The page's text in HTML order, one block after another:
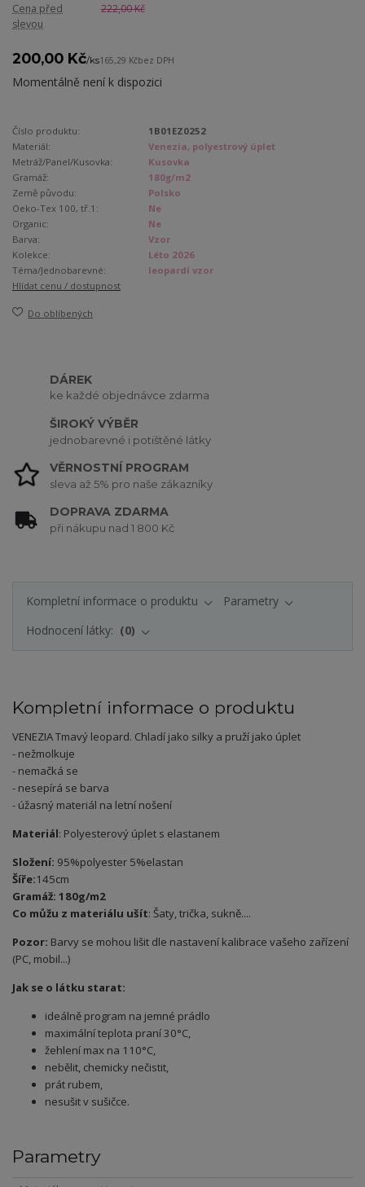
Cena před
slevou
222,00 Kč
200,00 Kč/ks165,29 Kčbez DPH
Momentálně není k dispozici
Číslo produktu:
1B01EZ0252
Materiál:
Venezia, polyestrový úplet
Metráž/Panel/Kusovka:
Kusovka
Gramáž:
180g/m2
Země původu:
Polsko
Oeko-Tex 100, tř.1:
Ne
Organic:
Ne
Barva:
Vzor
Kolekce:
Léto 2026
Téma/Jednobarevné:
leopardí vzor
Hlídat cenu / dostupnost
Do oblíbených
DÁREK
ke každé objednávce zdarma
ŠIROKÝ VÝBĚR
jednobarevné i potištěné látky
VĚRNOSTNÍ PROGRAM
sleva až 5% pro naše zákazníky
DOPRAVA ZDARMA
při nákupu nad 1 800 Kč
Kompletní informace o produktu
Parametry
Hodnocení látky:
0
Kompletní informace o produktu
VENEZIA Tmavý leopard. Chladí jako silky a pruží jako úplet
- nežmolkuje
- nemačká se
- nesepírá se barva
- úžasný materiál na letní nošení
Materiál: Polyesterový úplet s elastanem
Složení: 95%polyester 5%elastan
Šíře:145cm
Gramáž: 180g/m2
Co můžu z materiálu ušít: Šaty, trička, sukně....
Pozor: Barvy se mohou lišit dle nastavení kalibrace vašeho zařízení
(PC, mobil...)
Jak se o látku starat:
ideálně program na jemné prádlo
maximální teplota praní 30°C,
žehlení max na 110°C,
nebělit, chemicky nečistit,
prát rubem,
nesušit v sušičce.
Parametry